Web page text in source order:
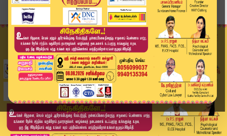
காரைக்குடியில் பிரேமலதா சாமி தரிசனம் | Premalat...